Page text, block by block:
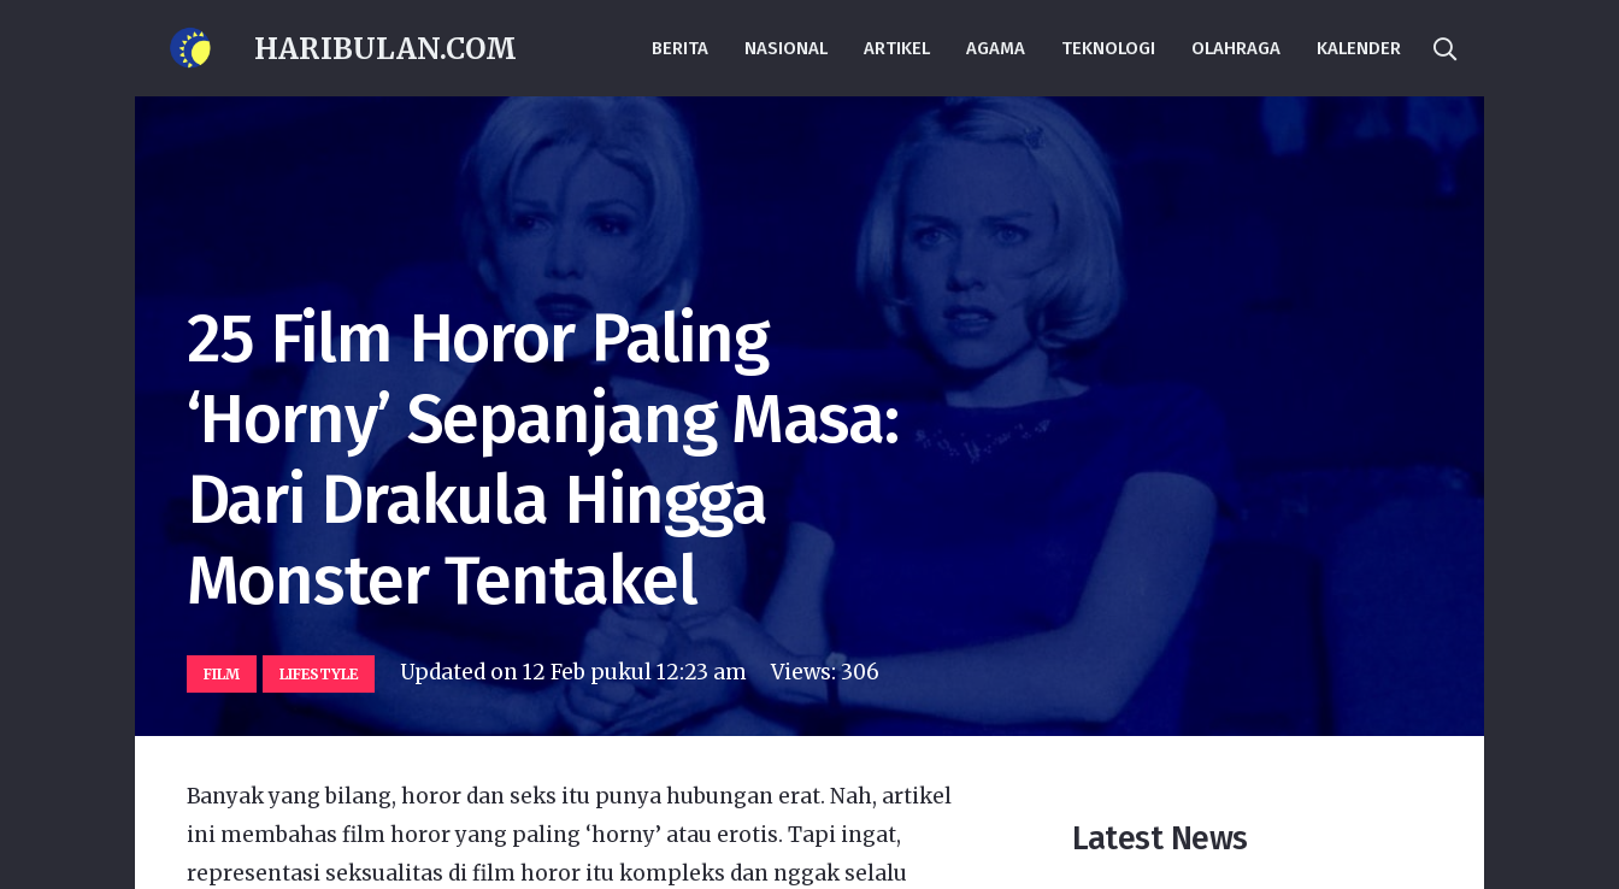
HARIBULAN.COM BERITA NASIONAL ARTIKEL AGAMA TEKNOLOGI OLAHRAGA KALENDER
25 Film Horor Paling
‘Horny’ Sepanjang Masa:
Dari Drakula Hingga
Monster Tentakel
FILM LIFESTYLE Updated on12 Feb pukul 12:23 am Views:306
Banyak yang bilang, horor dan seks itu punya hubungan erat. Nah, artikel
ini membahas film horor yang paling ‘horny’ atau erotis. Tapi ingat,
representasi seksualitas di film horor itu kompleks dan nggak selalu
Latest News